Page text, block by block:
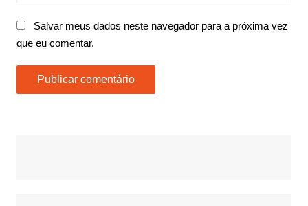
Salvar meus dados neste navegador para a próxima vez
que eu comentar.